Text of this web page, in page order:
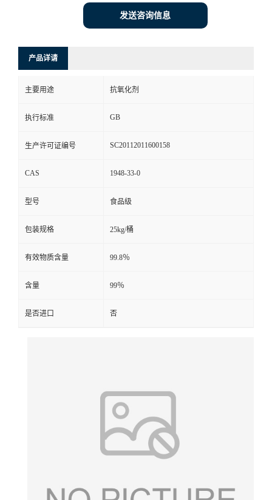
发送咨询信息
产品详请
主要用途 抗氧化剂
执行标准 GB
生产许可证编号 SC20112011600158
CAS 1948-33-0
型号 食品级
包装规格 25kg/桶
有效物质含量 99.8％
含量 99％
是否进口 否